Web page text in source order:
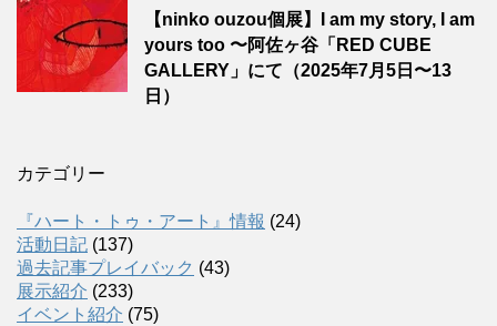
【ninko ouzou個展】I am my story, I am
yours too 〜阿佐ヶ谷「RED CUBE
GALLERY」にて（2025年7月5日〜13
日）
カテゴリー
『ハート・トゥ・アート』情報 (24)
活動日記 (137)
過去記事プレイバック (43)
展示紹介 (233)
イベント紹介 (75)